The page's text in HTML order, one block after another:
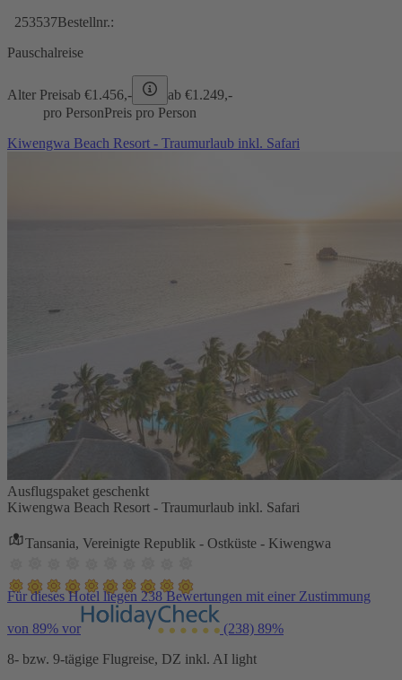
253537Bestellnr.:
Pauschalreise
Alter Preisab €1.456,- ab €1.249,-
pro PersonPreis pro Person
Kiwengwa Beach Resort - Traumurlaub inkl. Safari
Ausflugspaket geschenkt
Kiwengwa Beach Resort - Traumurlaub inkl. Safari
Tansania, Vereinigte Republik - Ostküste - Kiwengwa
Für dieses Hotel liegen 238 Bewertungen mit einer Zustimmung
von 89% vor (238) 89%
8- bzw. 9-tägige Flugreise, DZ inkl. AI light